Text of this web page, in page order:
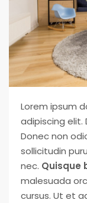
Lorem ipsum
adipiscing elit.
Donec non
sollicitudin
nec. Quisque
malesuada
cursus. Ut et
Your Goal